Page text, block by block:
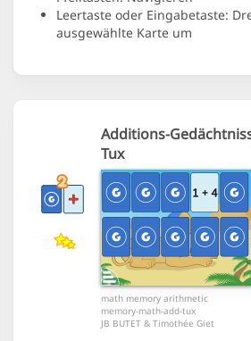
Leertaste oder Eingabetaste:
ausgewählte Karte um
Additions-
Tux
math memory arithmetic
memory-math-add-tux
JB BUTET & Timothée Giet